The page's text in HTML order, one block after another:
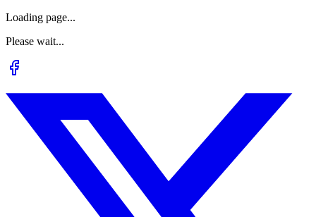
Loading page...
Please wait...